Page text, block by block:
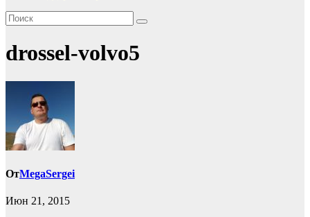
drossel-volvo5
ОтMegaSergei
Июн 21, 2015